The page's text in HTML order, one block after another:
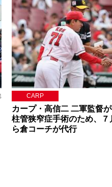
CARP
カープ・高信二 二軍監督
柱管狭窄症手術のため、７
ら倉コーチが代行